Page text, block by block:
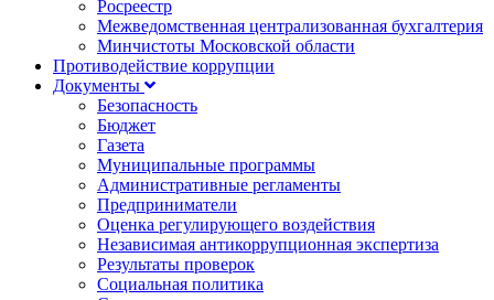
Росреестр
Межведомственная централизованная бухгалтерия
Минчистоты Московской области
Противодействие коррупции
Документы
Безопасность
Бюджет
Газета
Муниципальные программы
Административные регламенты
Предприниматели
Оценка регулирующего воздействия
Независимая антикоррупционная экспертиза
Результаты проверок
Социальная политика